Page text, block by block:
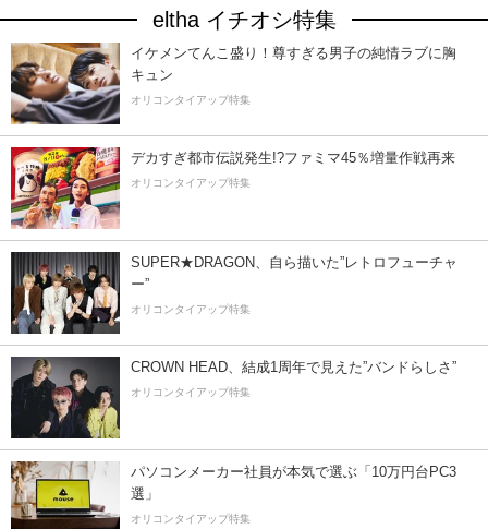
eltha イチオシ特集
イケメンてんこ盛り！尊すぎる男子の純情ラブに胸
キュン
オリコンタイアップ特集
デカすぎ都市伝説発生!?ファミマ45％増量作戦再来
オリコンタイアップ特集
SUPER★DRAGON、自ら描いた”レトロフューチャ
ー”
オリコンタイアップ特集
CROWN HEAD、結成1周年で見えた”バンドらしさ”
オリコンタイアップ特集
パソコンメーカー社員が本気で選ぶ「10万円台PC3
選」
オリコンタイアップ特集